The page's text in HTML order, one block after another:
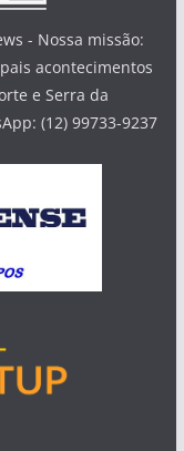
- Nossa missão:
acontecimentos
e Serra da
(12) 99733-9237